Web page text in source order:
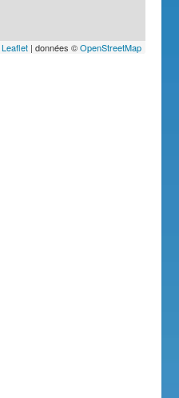
Leaflet| données ©OpenStreetMap